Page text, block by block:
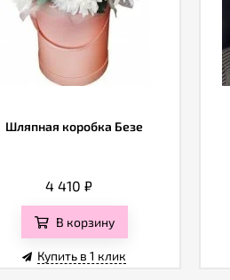
Шляпная коробка Безе
4 410 ₽
В корзину
Купить в 1 клик